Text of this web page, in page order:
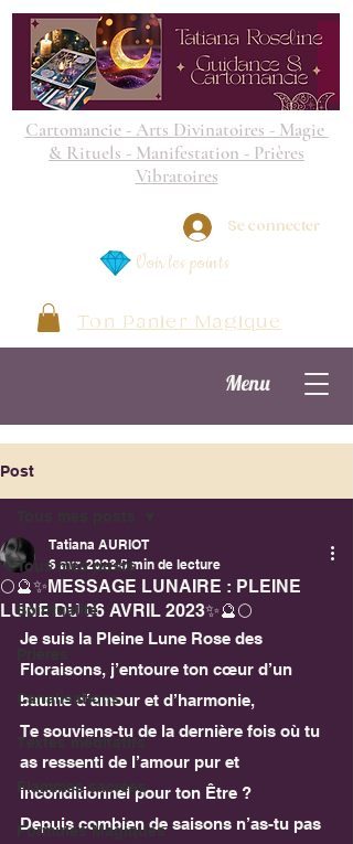
Cartomancie - Arts Divinatoires - Magie
& Rituels - Manifestation - Prières
Vibratoires
Menu
Ton Panier Magique
Se connecter
Voir les points
Post
Tous mes posts
Spiritualité
Canalisations
Textes méditatifs
Flammes sacrées
Formules Magiques
🌕🔮✨MESSAGE LUNAIRE : PLEINE
LUNE DU 06 AVRIL 2023✨🔮🌕
Tatiana AURIOT
6 avr. 2023 5 min de lecture
Je suis la Pleine Lune Rose des
Floraisons, j’entoure ton cœur d’un
baume d’amour et d’harmonie,
Te souviens-tu de la dernière fois où tu
as ressenti de l’amour pur et
inconditionnel pour ton Être ?
Depuis combien de saisons n’as-tu pas